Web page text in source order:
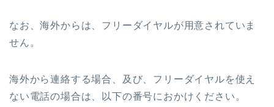
なお、海外からは、フリーダイヤルが用意されていま
せん。
海外から連絡する場合、及び、フリーダイヤルを使え
ない電話の場合は、以下の番号におかけください。